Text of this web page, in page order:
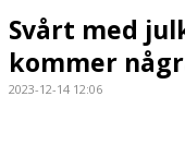
KONTAKT
Svårt med
kommer
2023-12-14 12:06